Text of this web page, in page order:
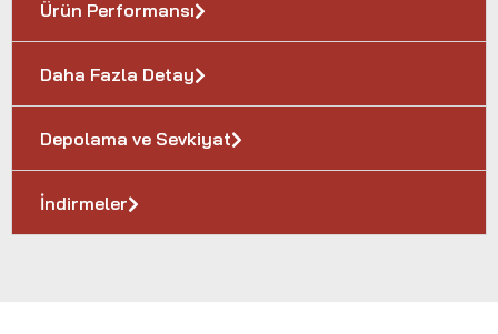
Ürün Performansı
Daha Fazla Detay
Depolama ve Sevkiyat
İndirmeler